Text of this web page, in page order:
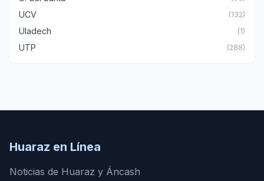
UCV (132)
Uladech (1)
UTP (288)
Huaraz en Línea
Noticias de Huaraz y Áncash